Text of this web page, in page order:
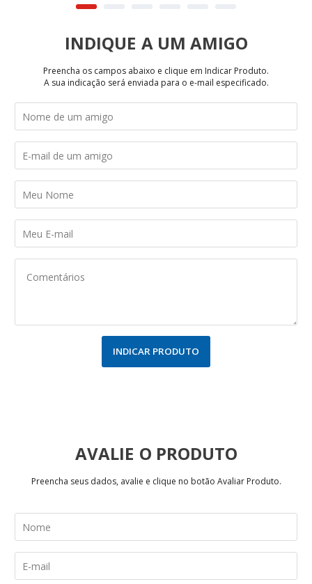
INDIQUE
Preencha os campos abaixo e clique em Indicar Produto.
A sua indicação será enviada para o e-mail especificado.
INDICAR PRODUTO
AVALIE
Preencha seus dados, avalie e clique no botão Avaliar Produto.